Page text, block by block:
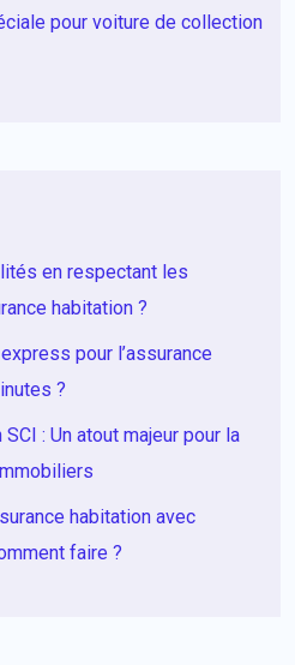
pour voiture de collection
en respectant les
habitation ?
pour l’assurance
?
: Un atout majeur pour la
habitation avec
faire ?